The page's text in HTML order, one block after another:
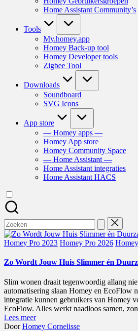
Home Assistant Community’s
Tools
My.homey.app
Homey Back-up tool
Homey Developer tools
Zigbee Tool
Downloads
Soundboard
SVG Icons
App store
— Homey apps —
Homey App store
Homey Community Space
— Home Assistant —
Home Assistant integraties
Home Assistant HACS
Zoek
naar:
Geplaatst
Homey Pro 2023 Homey Pro 2026
Zo Wordt Jouw Huis Slimmer én
Slim wonen draait tegenwoordig allang
automatisering slaan Homey en EcoFlow
integratie kunnen gebruikers van Homey
EcoFlow. Alles werkt naadloos samen,
Lees meer
Geplaatst
DoorHomey Cornelisse